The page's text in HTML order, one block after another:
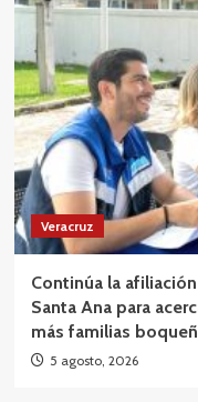
Veracruz
Continúa la
Santa Ana para
más familias
5 agosto, 2026